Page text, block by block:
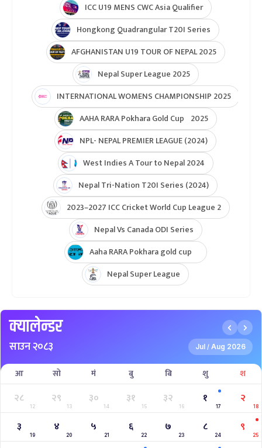
ICC U19 MENS CWC Asia Qualifier
Hongkong Quadrangular T20I Series
AFGHANISTAN U19 TOUR OF NEPAL 2025
Nepal Super League 2025
INTERNATIONAL WOMENS CHAMPIONSHIP 2025
AAHA RARA Pokhara Gold Cup 2025
NPL- NEPAL PREMIER LEAGUE (2024)
West Indies A Tour to Nepal 2024
Nepal Tri-Nation T20I Series (2024)
2023–2027 ICC Cricket World Cup League 2
Nepal Vs Canada ODI Series
Aaha RARA Pokhara gold cup
Nepal Super League
क्यालेन्डर
साउन २०८३ Jul / Aug 2026
आ सो मं बु बि शु श
२८
12
२९
13
३०
14
३१
15
३२
16
१
17
२
18
३
19
४
20
५
21
६
22
७
23
८
24
९
25